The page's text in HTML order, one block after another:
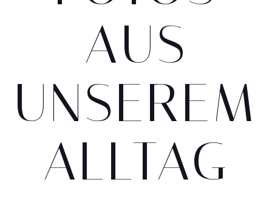
AUS
UNSEREM
ALLTAG